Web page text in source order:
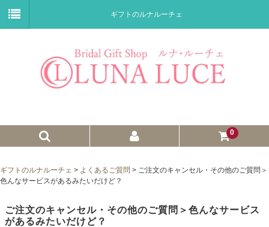
ギフトのルナルーチェ
0
プチギフト
ウェイトドール
ギフトのルナルーチェ > よくあるご質問 > ご注文のキャンセル・その他のご質問＞
色んなサービスがあるみたいだけど？
ご注文のキャンセル・その他のご質問＞色んなサービス
があるみたいだけど？